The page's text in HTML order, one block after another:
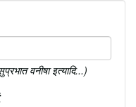
वनीषा इत्यादि...)